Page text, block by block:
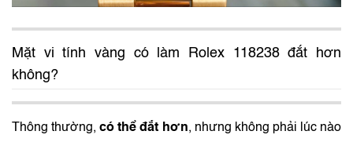
Mặt vi tính vàng có làm Rolex 118238 đắt hơn
không?
Thông thường,có thể đắt hơn, nhưng không phải lúc nào